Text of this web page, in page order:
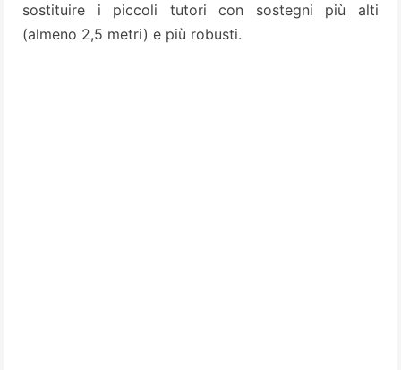
sostituire i piccoli tutori con sostegni più alti
(almeno 2,5 metri) e più robusti.